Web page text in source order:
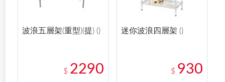
波浪五層架(重型)(提) ()
$ 2290
迷你波浪四層架 ()
$ 930